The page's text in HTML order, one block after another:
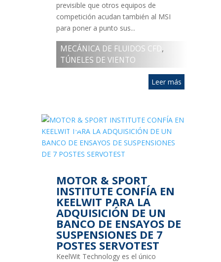
previsible que otros equipos de
competición acudan también al MSI
para poner a punto sus...
MECÁNICA DE FLUIDOS CFD ,
TÚNELES DE VIENTO
Leer más
1
ABR
2018
MOTOR & SPORT
INSTITUTE CONFÍA EN
KEELWIT PARA LA
ADQUISICIÓN DE UN
BANCO DE ENSAYOS DE
SUSPENSIONES DE 7
POSTES SERVOTEST
KeelWit Technology es el único